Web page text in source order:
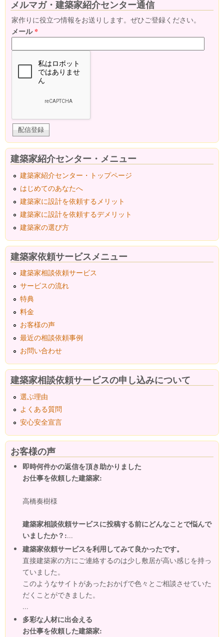
メルマガ・建築家紹介センター通信
家作りに役立つ情報をお送りします。ぜひご登録ください。
メール*
建築家紹介センター・メニュー
建築家紹介センター・トップページ
はじめてのあなたへ
建築家に設計を依頼するメリット
建築家に設計を依頼するデメリット
建築家の選び方
建築家依頼サービスメニュー
建築家相談依頼サービス
サービスの流れ
特典
料金
お客様の声
最近の相談依頼事例
お問い合わせ
建築家相談依頼サービスの申し込みについて
選ぶ理由
よくある質問
安心安全宣言
お客様の声
即時何件かの返信を頂き助かりました
お仕事を依頼した建築家:
高橋奏樹様
建築家相談依頼サービスに投稿する前にどんなことで悩んで
いましたか？:...
建築家依頼サービスを利用してみて良かったです。
直接建築家の方にご連絡するのは少し敷居が高い感じを持っ
ていました。
このようなサイトがあったおかげで色々とご相談させていた
だくことができました。
...
多彩な人材に出会える
お仕事を依頼した建築家: